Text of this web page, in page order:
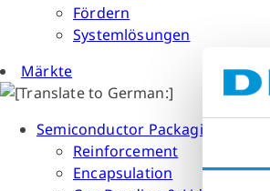
Fördern
Systemlösungen
Märkte
Semiconductor Packaging
Reinforcement
Encapsulation